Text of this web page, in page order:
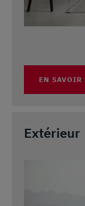
EN SAVOIR
Extérieur